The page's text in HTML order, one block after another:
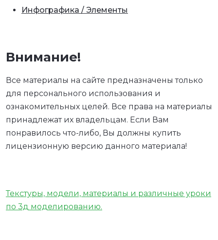
Инфографика / Элементы
Внимание!
Все материалы на сайте предназначены только
для персонального использования и
ознакомительных целей. Все права на материалы
принадлежат их владельцам. Если Вам
понравилось что-либо, Вы должны купить
лицензионную версию данного материала!
Текстуры, модели, материалы и различные уроки
по 3д моделированию.